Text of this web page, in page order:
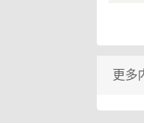
更多